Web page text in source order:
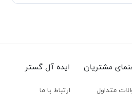
مشتریان
متداول
ایده آل گستر
ارتباط با ما